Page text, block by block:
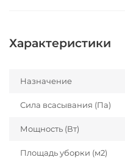
Характеристики
Назначение
Сила всасывания (Па)
Мощность (Вт)
Площадь уборки (м2)